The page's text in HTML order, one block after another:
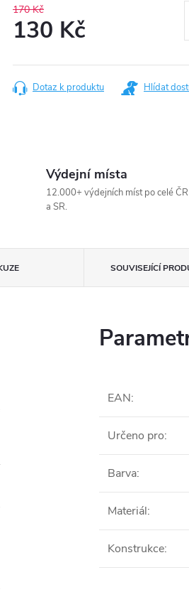
170 Kč
130 Kč
cena:
Dotaz k produktu Hlídat
Výdejní místa
12.000+ výdejních míst po celé ČR
a SR.
SOUVISEJÍCÍ
EAN:
Určeno pro:
Barva:
Materiál:
Konstrukce: